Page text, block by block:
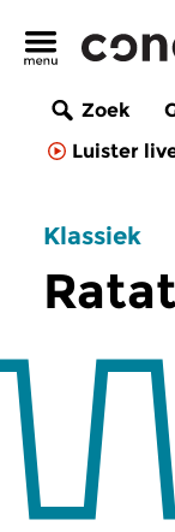
Zoek
Luister
Klassiek